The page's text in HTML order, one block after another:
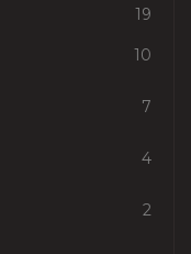
19
10
7
4
2